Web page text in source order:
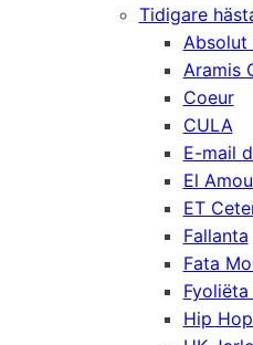
Tidigare
Absolut
Aramis
Coeur
CULA
E-mail
El
ET
Fallanta
Fata
Fyoliëta
Hip